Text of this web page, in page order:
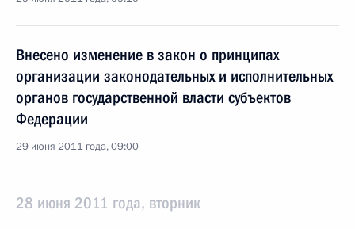
Внесено изменение в закон о принципах
организации законодательных и исполнительных
органов государственной власти субъектов
Федерации
29 июня 2011 года, 09:00
28 июня 2011 года, вторник